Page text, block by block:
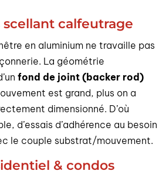
calfeutrage
en aluminium ne travaille pas
La géométrie
fond de joint (backer rod)
est grand, plus on a
dimensionné. D’où
d’essais d’adhérence au besoin
le couple substrat/mouvement.
& condos